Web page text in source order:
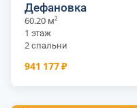
Дефановка
60.20 м²
1 этаж
2 спальни
941 177 ₽